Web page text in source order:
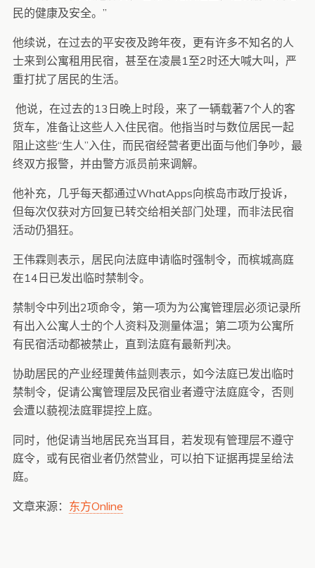
民的健康及安全。”
他续说，在过去的平安夜及跨年夜，更有许多不知名的人
士来到公寓租用民宿，甚至在凌晨1至2时还大喊大叫，严
重打扰了居民的生活。
他说，在过去的13日晚上时段，来了一辆载著7个人的客
货车，准备让这些人入住民宿。他指当时与数位居民一起
阻止这些“生人”入住，而民宿经营者更出面与他们争吵，最
终双方报警，并由警方派员前来调解。
他补充，几乎每天都通过WhatApps向槟岛市政厅投诉，
但每次仅获对方回复已转交给相关部门处理，而非法民宿
活动仍猖狂。
王伟霖则表示，居民向法庭申请临时强制令，而槟城高庭
在14日已发出临时禁制令。
禁制令中列出2项命令，第一项为为公寓管理层必须记录所
有出入公寓人士的个人资料及测量体温；第二项为公寓所
有民宿活动都被禁止，直到法庭有最新判决。
协助居民的产业经理黄伟益则表示，如今法庭已发出临时
禁制令，促请公寓管理层及民宿业者遵守法庭庭令，否则
会遭以藐视法庭罪提控上庭。
同时，他促请当地居民充当耳目，若发现有管理层不遵守
庭令，或有民宿业者仍然营业，可以拍下证据再提呈给法
庭。
文章来源： 东方Online